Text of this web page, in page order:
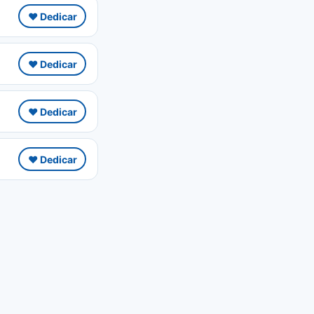
❤️ Dedicar
❤️ Dedicar
❤️ Dedicar
❤️ Dedicar